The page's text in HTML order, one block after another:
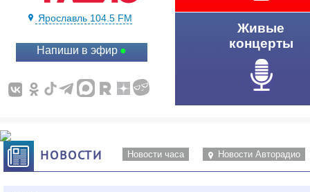
Ярославль 104.5 FM
Напиши в эфир
Живые
концерты
НОВОСТИ Новости часа Новости Авторадио